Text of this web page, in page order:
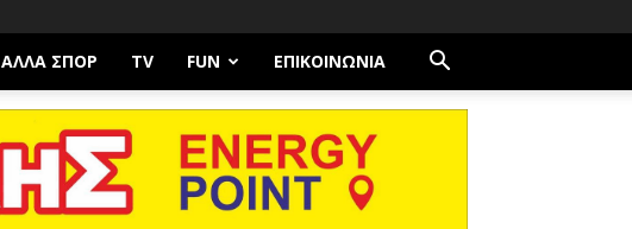
ΆΛΛΑ ΣΠΟΡ TV FUN ΕΠΙΚΟΙΝΩΝΊΑ